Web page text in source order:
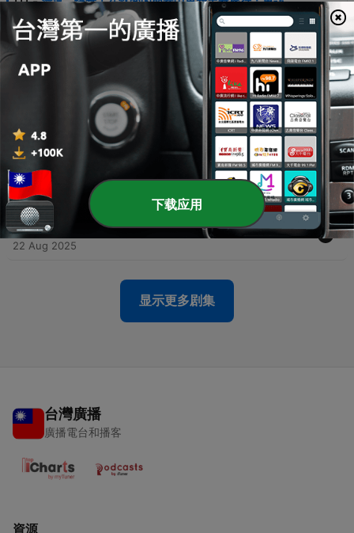
14 Mar 2026
110 - 快閃高雄！這些我喜歡的地方和美味
「我要跟曼谷說對不起！」 專訪維中的大姐張維萍，
聽她分享愛上曼谷的原因
18 Dec 2025
108 - 一年看30多場演唱會的留學生！謙謙的追星日誌
28 Nov 2025
107 - 2100年的日本天氣預報
22 Aug 2025
显示更多剧集
台灣廣播
廣播電台和播客
資源
下载应用